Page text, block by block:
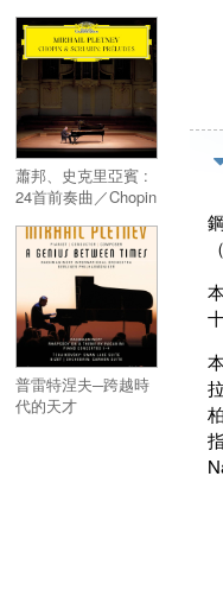
Scriabin : Preludes
(45 RPM) LP
蕭邦、史克里亞賓 :
24首前奏曲／Chopin
Preludes
普雷特涅夫─跨越時
代的天才